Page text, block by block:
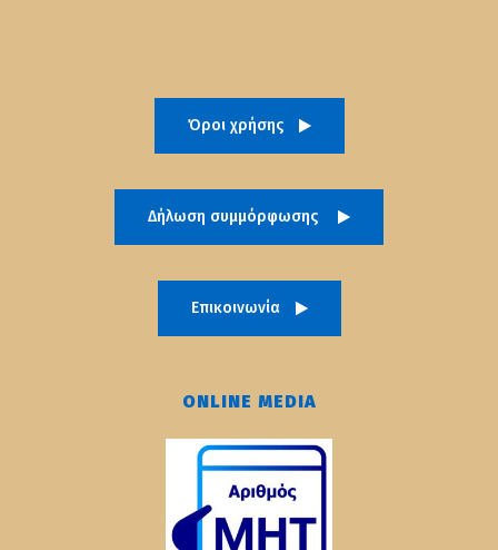
Όροι χρήσης
Δήλωση συμμόρφωσης
Επικοινωνία
ONLINE MEDIA